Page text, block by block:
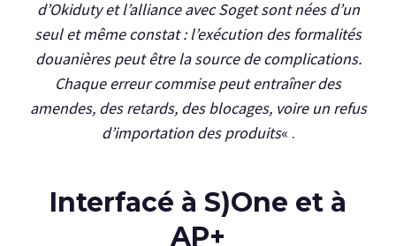
d’Okiduty et l’alliance avec Soget sont nées d’un
seul et même constat : l’exécution des formalités
douanières peut être la source de complications.
Chaque erreur commise peut entraîner des
amendes, des retards, des blocages, voire un refus
d’importation des produits« .
Interfacé à S)One et à
AP+